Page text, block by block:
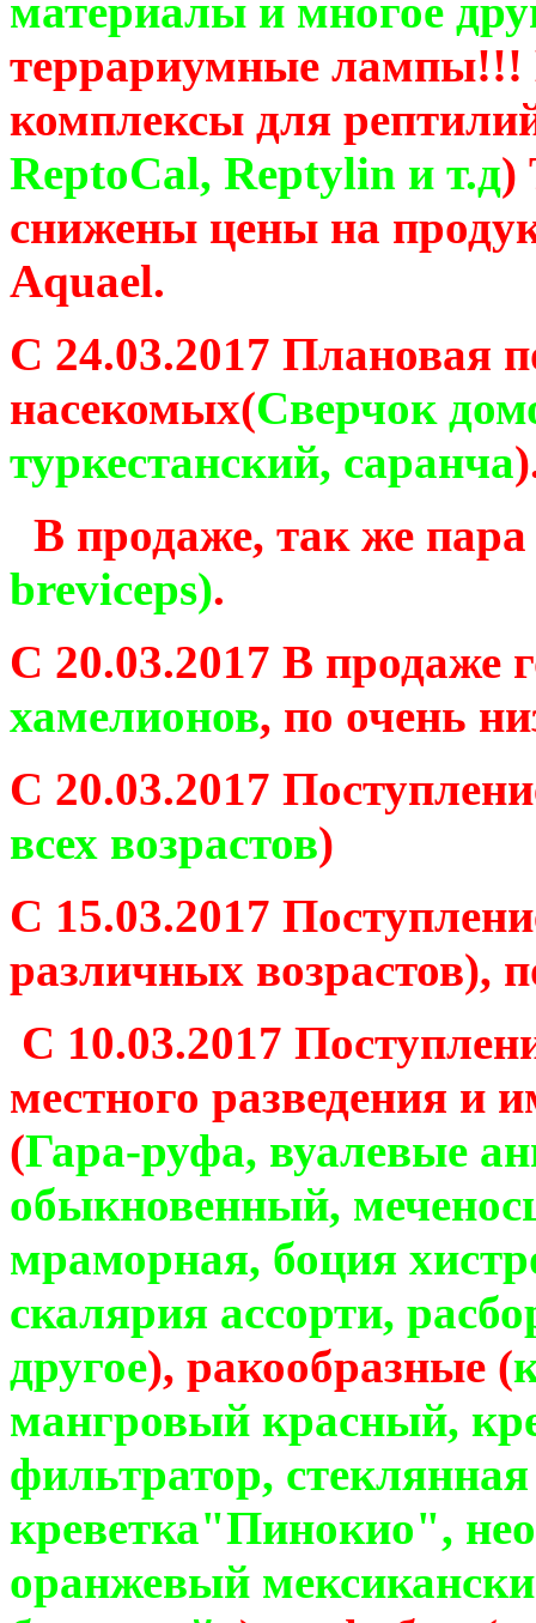
материалы и многое
террариумные лампы!!!
комплексы для
ReptoCal, Reptylin и т.д)
снижены цены на
Aquael.
С 24.03.2017 Плановая
насекомых(Сверчок
туркестанский, саранча
В продаже, так же
breviceps).
С 20.03.2017 В продаже
хамелионов, по очень
С 20.03.2017
всех возрастов)
С 15.03.2017
различных возрастов),
С 10.03.2017
местного разведения и
(Гара-руфа, вуалевые
обыкновенный,
мраморная, боция
скалярия ассорти,
другое), ракообразные (
мангровый красный,
фильтратор,
креветка"Пинокио",
оранжевый